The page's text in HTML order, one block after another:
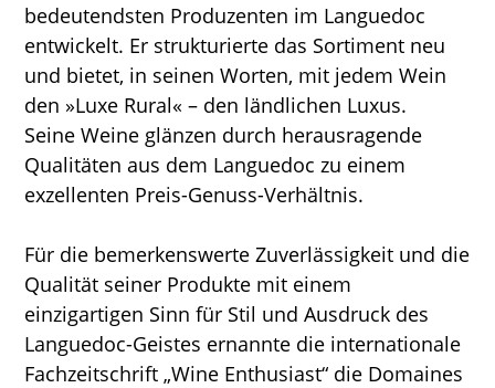
bedeutendsten Produzenten im Languedoc
entwickelt. Er strukturierte das Sortiment neu
und bietet, in seinen Worten, mit jedem Wein
den »Luxe Rural« – den ländlichen Luxus.
Seine Weine glänzen durch herausragende
Qualitäten aus dem Languedoc zu einem
exzellenten Preis-Genuss-Verhältnis.
Für die bemerkenswerte Zuverlässigkeit und die
Qualität seiner Produkte mit einem
einzigartigen Sinn für Stil und Ausdruck des
Languedoc-Geistes ernannte die internationale
Fachzeitschrift „Wine Enthusiast“ die Domaines